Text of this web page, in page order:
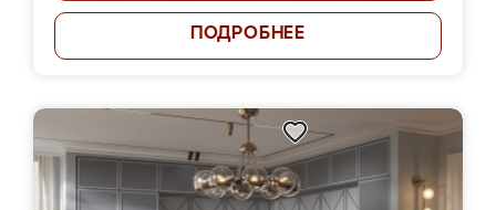
ПОДРОБНЕЕ